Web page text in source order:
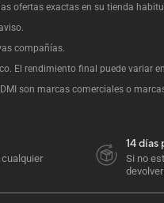
ofertas exactas en su tienda
compañías.
El rendimiento final puede variar
son marcas comerciales o
14 días
Si no